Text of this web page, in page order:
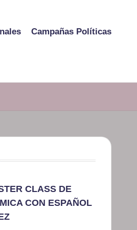
Campañas Políticas
CLASS DE
CON ESPAÑOL